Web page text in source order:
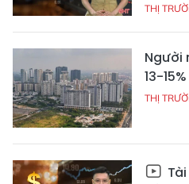
THỊ
Người
13-
THỊ